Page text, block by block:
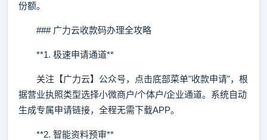
份额。
### 广力云收款码办理全攻略
**1. 极速申请通道**
关注【广力云】公众号，点击底部菜单"收款申请"，根
据营业执照类型选择小微商户/个体户/企业通道。系统自动
生成专属申请链接，全程无需下载APP。
**2. 智能资料预审**